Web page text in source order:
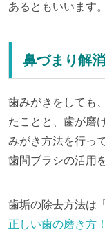
あるともいいます
鼻づまり解
歯みがきをしても
たことと、歯が磨
みがき方法を行っ
歯間ブラシの活用
歯垢の除去方法は「
正しい歯の磨き方！